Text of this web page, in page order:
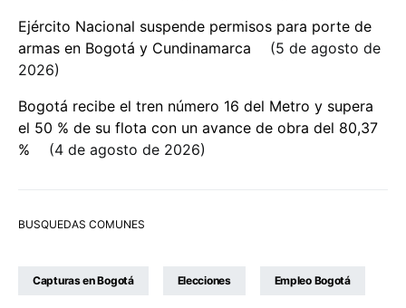
Ejército Nacional suspende permisos para porte de
armas en Bogotá y Cundinamarca
5 de agosto de
2026
Bogotá recibe el tren número 16 del Metro y supera
el 50 % de su flota con un avance de obra del 80,37
%
4 de agosto de 2026
BUSQUEDAS COMUNES
Capturas en Bogotá Elecciones Empleo Bogotá